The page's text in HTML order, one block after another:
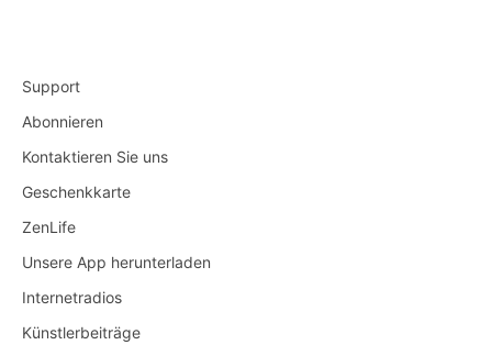
Support
Abonnieren
Kontaktieren Sie uns
Geschenkkarte
ZenLife
Unsere App herunterladen
Internetradios
Künstlerbeiträge